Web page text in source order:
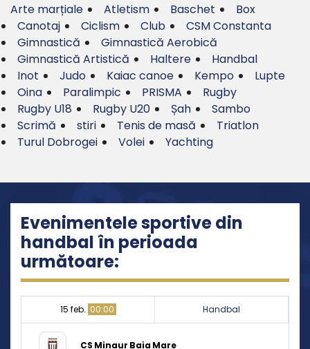
Arte marțiale
Atletism Baschet
Box
Canotaj
Ciclism Club
CSM Constanta
Gimnastică
Gimnastică Aerobică
Gimnastică Artistică
Haltere
Handbal
Inot
Judo Kaiac canoe Kempo
Lupte
Oina
Paralimpic PRISMA
Rugby
Rugby U18
Rugby U20 Șah
Sambo
Scrimă
stiri Tenis de masă
Triatlon
Turul Dobrogei
Volei Yachting
Evenimentele sportive din
handbal în perioada
următoare:
15 feb. 00:00 Handbal
CS Minaur Baia Mare